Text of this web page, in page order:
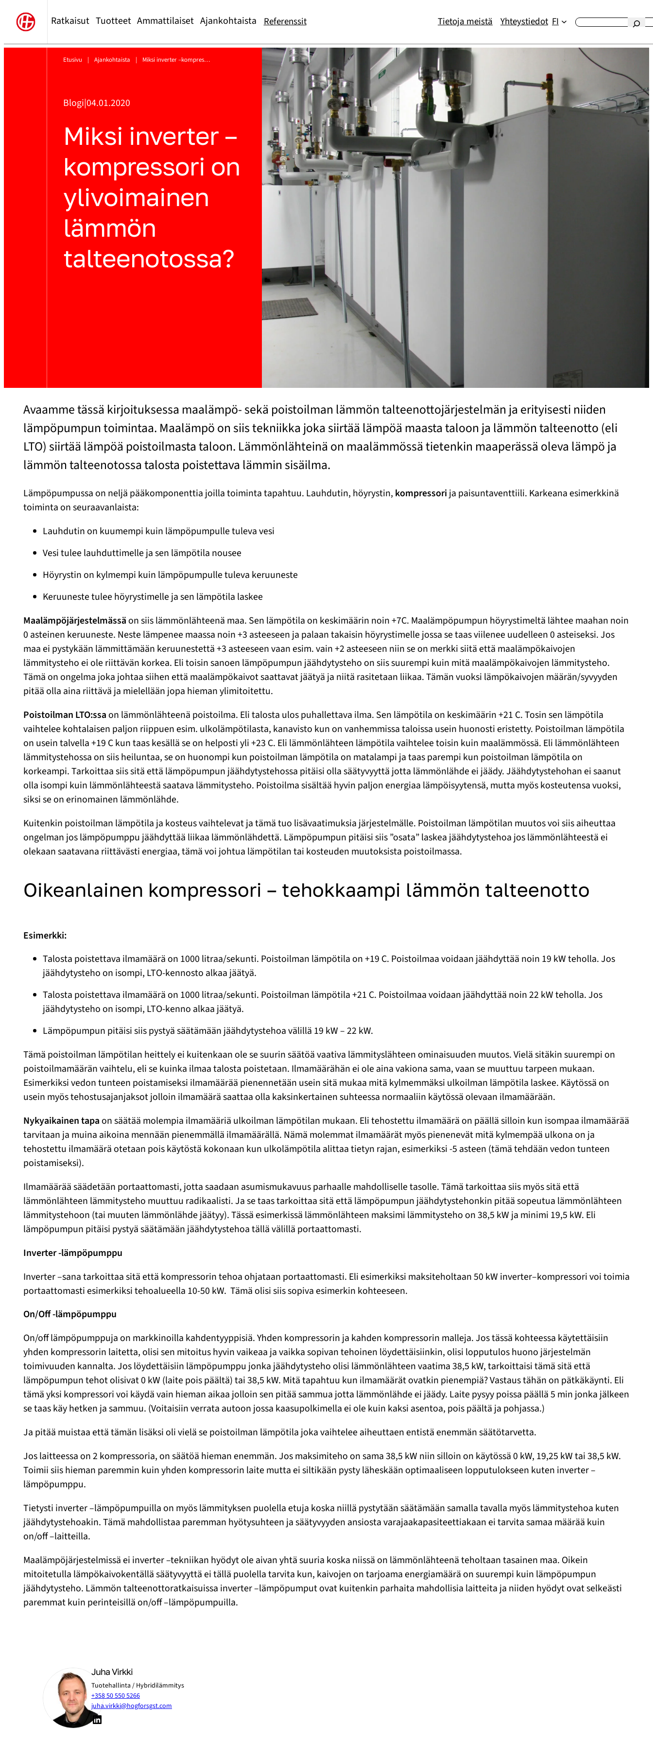
Ratkaisut Tuotteet Ammattilaiset Ajankohtaista Referenssit Tietoja meistä Yhteystiedot FI Etsi
Etusivu | Ajankohtaista | Miksi inverter –kompres…
Blogi|04.01.2020
Miksi inverter –
kompressori on
ylivoimainen
lämmön
talteenotossa?
Avaamme tässä kirjoituksessa maalämpö- sekä poistoilman lämmön talteenottojärjestelmän ja erityisesti niiden
lämpöpumpun toimintaa. Maalämpö on siis tekniikka joka siirtää lämpöä maasta taloon ja lämmön talteenotto (eli
LTO) siirtää lämpöä poistoilmasta taloon. Lämmönlähteinä on maalämmössä tietenkin maaperässä oleva lämpö ja
lämmön talteenotossa talosta poistettava lämmin sisäilma.
Lämpöpumpussa on neljä pääkomponenttia joilla toiminta tapahtuu. Lauhdutin, höyrystin, kompressori ja paisuntaventtiili. Karkeana esimerkkinä
toiminta on seuraavanlaista:
Lauhdutin on kuumempi kuin lämpöpumpulle tuleva vesi
Vesi tulee lauhduttimelle ja sen lämpötila nousee
Höyrystin on kylmempi kuin lämpöpumpulle tuleva keruuneste
Keruuneste tulee höyrystimelle ja sen lämpötila laskee
Maalämpöjärjestelmässä on siis lämmönlähteenä maa. Sen lämpötila on keskimäärin noin +7C. Maalämpöpumpun höyrystimeltä lähtee maahan noin
0 asteinen keruuneste. Neste lämpenee maassa noin +3 asteeseen ja palaan takaisin höyrystimelle jossa se taas viilenee uudelleen 0 asteiseksi. Jos
maa ei pystykään lämmittämään keruunestettä +3 asteeseen vaan esim. vain +2 asteeseen niin se on merkki siitä että maalämpökaivojen
lämmitysteho ei ole riittävän korkea. Eli toisin sanoen lämpöpumpun jäähdytysteho on siis suurempi kuin mitä maalämpökaivojen lämmitysteho.
Tämä on ongelma joka johtaa siihen että maalämpökaivot saattavat jäätyä ja niitä rasitetaan liikaa. Tämän vuoksi lämpökaivojen määrän/syvyyden
pitää olla aina riittävä ja mielellään jopa hieman ylimitoitettu.
Poistoilman LTO:ssa on lämmönlähteenä poistoilma. Eli talosta ulos puhallettava ilma. Sen lämpötila on keskimäärin +21 C. Tosin sen lämpötila
vaihtelee kohtalaisen paljon riippuen esim. ulkolämpötilasta, kanavisto kun on vanhemmissa taloissa usein huonosti eristetty. Poistoilman lämpötila
on usein talvella +19 C kun taas kesällä se on helposti yli +23 C. Eli lämmönlähteen lämpötila vaihtelee toisin kuin maalämmössä. Eli lämmönlähteen
lämmitystehossa on siis heiluntaa, se on huonompi kun poistoilman lämpötila on matalampi ja taas parempi kun poistoilman lämpötila on
korkeampi. Tarkoittaa siis sitä että lämpöpumpun jäähdytystehossa pitäisi olla säätyvyyttä jotta lämmönlähde ei jäädy. Jäähdytystehohan ei saanut
olla isompi kuin lämmönlähteestä saatava lämmitysteho. Poistoilma sisältää hyvin paljon energiaa lämpöisyytensä, mutta myös kosteutensa vuoksi,
siksi se on erinomainen lämmönlähde.
Kuitenkin poistoilman lämpötila ja kosteus vaihtelevat ja tämä tuo lisävaatimuksia järjestelmälle. Poistoilman lämpötilan muutos voi siis aiheuttaa
ongelman jos lämpöpumppu jäähdyttää liikaa lämmönlähdettä. Lämpöpumpun pitäisi siis ”osata” laskea jäähdytystehoa jos lämmönlähteestä ei
olekaan saatavana riittävästi energiaa, tämä voi johtua lämpötilan tai kosteuden muutoksista poistoilmassa.
Oikeanlainen kompressori – tehokkaampi lämmön talteenotto
Esimerkki:
Talosta poistettava ilmamäärä on 1000 litraa/sekunti. Poistoilman lämpötila on +19 C. Poistoilmaa voidaan jäähdyttää noin 19 kW teholla. Jos
jäähdytysteho on isompi, LTO-kennosto alkaa jäätyä.
Talosta poistettava ilmamäärä on 1000 litraa/sekunti. Poistoilman lämpötila +21 C. Poistoilmaa voidaan jäähdyttää noin 22 kW teholla. Jos
jäähdytysteho on isompi, LTO-kenno alkaa jäätyä.
Lämpöpumpun pitäisi siis pystyä säätämään jäähdytystehoa välillä 19 kW – 22 kW.
Tämä poistoilman lämpötilan heittely ei kuitenkaan ole se suurin säätöä vaativa lämmityslähteen ominaisuuden muutos. Vielä sitäkin suurempi on
poistoilmamäärän vaihtelu, eli se kuinka ilmaa talosta poistetaan. Ilmamäärähän ei ole aina vakiona sama, vaan se muuttuu tarpeen mukaan.
Esimerkiksi vedon tunteen poistamiseksi ilmamäärää pienennetään usein sitä mukaa mitä kylmemmäksi ulkoilman lämpötila laskee. Käytössä on
usein myös tehostusajanjaksot jolloin ilmamäärä saattaa olla kaksinkertainen suhteessa normaaliin käytössä olevaan ilmamäärään.
Nykyaikainen tapa on säätää molempia ilmamääriä ulkoilman lämpötilan mukaan. Eli tehostettu ilmamäärä on päällä silloin kun isompaa ilmamäärää
tarvitaan ja muina aikoina mennään pienemmällä ilmamäärällä. Nämä molemmat ilmamäärät myös pienenevät mitä kylmempää ulkona on ja
tehostettu ilmamäärä otetaan pois käytöstä kokonaan kun ulkolämpötila alittaa tietyn rajan, esimerkiksi -5 asteen (tämä tehdään vedon tunteen
poistamiseksi).
Ilmamäärää säädetään portaattomasti, jotta saadaan asumismukavuus parhaalle mahdolliselle tasolle. Tämä tarkoittaa siis myös sitä että
lämmönlähteen lämmitysteho muuttuu radikaalisti. Ja se taas tarkoittaa sitä että lämpöpumpun jäähdytystehonkin pitää sopeutua lämmönlähteen
lämmitystehoon (tai muuten lämmönlähde jäätyy). Tässä esimerkissä lämmönlähteen maksimi lämmitysteho on 38,5 kW ja minimi 19,5 kW. Eli
lämpöpumpun pitäisi pystyä säätämään jäähdytystehoa tällä välillä portaattomasti.
Inverter -lämpöpumppu
Inverter –sana tarkoittaa sitä että kompressorin tehoa ohjataan portaattomasti. Eli esimerkiksi maksiteholtaan 50 kW inverter–kompressori voi toimia
portaattomasti esimerkiksi tehoalueella 10-50 kW. Tämä olisi siis sopiva esimerkin kohteeseen.
On/Off -lämpöpumppu
On/off lämpöpumppuja on markkinoilla kahdentyyppisiä. Yhden kompressorin ja kahden kompressorin malleja. Jos tässä kohteessa käytettäisiin
yhden kompressorin laitetta, olisi sen mitoitus hyvin vaikeaa ja vaikka sopivan tehoinen löydettäisiinkin, olisi lopputulos huono järjestelmän
toimivuuden kannalta. Jos löydettäisiin lämpöpumppu jonka jäähdytysteho olisi lämmönlähteen vaatima 38,5 kW, tarkoittaisi tämä sitä että
lämpöpumpun tehot olisivat 0 kW (laite pois päältä) tai 38,5 kW. Mitä tapahtuu kun ilmamäärät ovatkin pienempiä? Vastaus tähän on pätkäkäynti. Eli
tämä yksi kompressori voi käydä vain hieman aikaa jolloin sen pitää sammua jotta lämmönlähde ei jäädy. Laite pysyy poissa päällä 5 min jonka jälkeen
se taas käy hetken ja sammuu. (Voitaisiin verrata autoon jossa kaasupolkimella ei ole kuin kaksi asentoa, pois päältä ja pohjassa.)
Ja pitää muistaa että tämän lisäksi oli vielä se poistoilman lämpötila joka vaihtelee aiheuttaen entistä enemmän säätötarvetta.
Jos laitteessa on 2 kompressoria, on säätöä hieman enemmän. Jos maksimiteho on sama 38,5 kW niin silloin on käytössä 0 kW, 19,25 kW tai 38,5 kW.
Toimii siis hieman paremmin kuin yhden kompressorin laite mutta ei siltikään pysty läheskään optimaaliseen lopputulokseen kuten inverter –
lämpöpumppu.
Tietysti inverter –lämpöpumpuilla on myös lämmityksen puolella etuja koska niillä pystytään säätämään samalla tavalla myös lämmitystehoa kuten
jäähdytystehoakin. Tämä mahdollistaa paremman hyötysuhteen ja säätyvyyden ansiosta varajaakapasiteettiakaan ei tarvita samaa määrää kuin
on/off –laitteilla.
Maalämpöjärjestelmissä ei inverter –tekniikan hyödyt ole aivan yhtä suuria koska niissä on lämmönlähteenä teholtaan tasainen maa. Oikein
mitoitetulla lämpökaivokentällä säätyvyyttä ei tällä puolella tarvita kun, kaivojen on tarjoama energiamäärä on suurempi kuin lämpöpumpun
jäähdytysteho. Lämmön talteenottoratkaisuissa inverter –lämpöpumput ovat kuitenkin parhaita mahdollisia laitteita ja niiden hyödyt ovat selkeästi
paremmat kuin perinteisillä on/off –lämpöpumpuilla.
Juha Virkki
Tuotehallinta / Hybridilämmitys
+358 50 550 5266
juha.virkki@hogforsgst.com
LinkedIn